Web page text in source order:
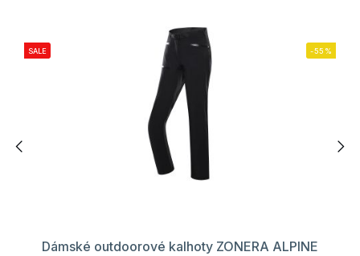
SALE -55%
Dámské outdoorové kalhoty ZONERA ALPINE